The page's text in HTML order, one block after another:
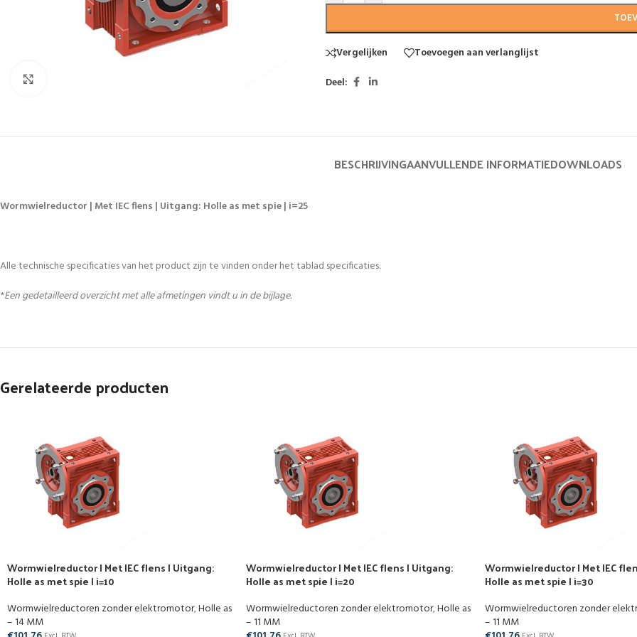
Vergelijken
Toevoegen aan verlanglijst
Deel:
BESCHRIJVINGAANVULLENDE INFORMATIEDOWNLOADS
Wormwielreductor | Met IEC flens | Uitgang: Holle as met spie | i=25
Alle technische specificaties van het product zijn te vinden onder het tablad specificaties.
*Een gedetailleerd overzicht met alle afmetingen vindt u in de bijlage.
Gerelateerde producten
Wormwielreductor | Met IEC flens | Uitgang:
Holle as met spie | i=10
Wormwielreductoren zonder elektromotor,Holle as
– 14 MM
Wormwielreductor | Met IEC flens | Uitgang:
Holle as met spie | i=20
Wormwielreductoren zonder elektromotor,Holle as
– 11 MM
Wormwielreductor | Met IEC
Holle as met spie | i=30
Wormwielreductoren zonder
– 11 MM